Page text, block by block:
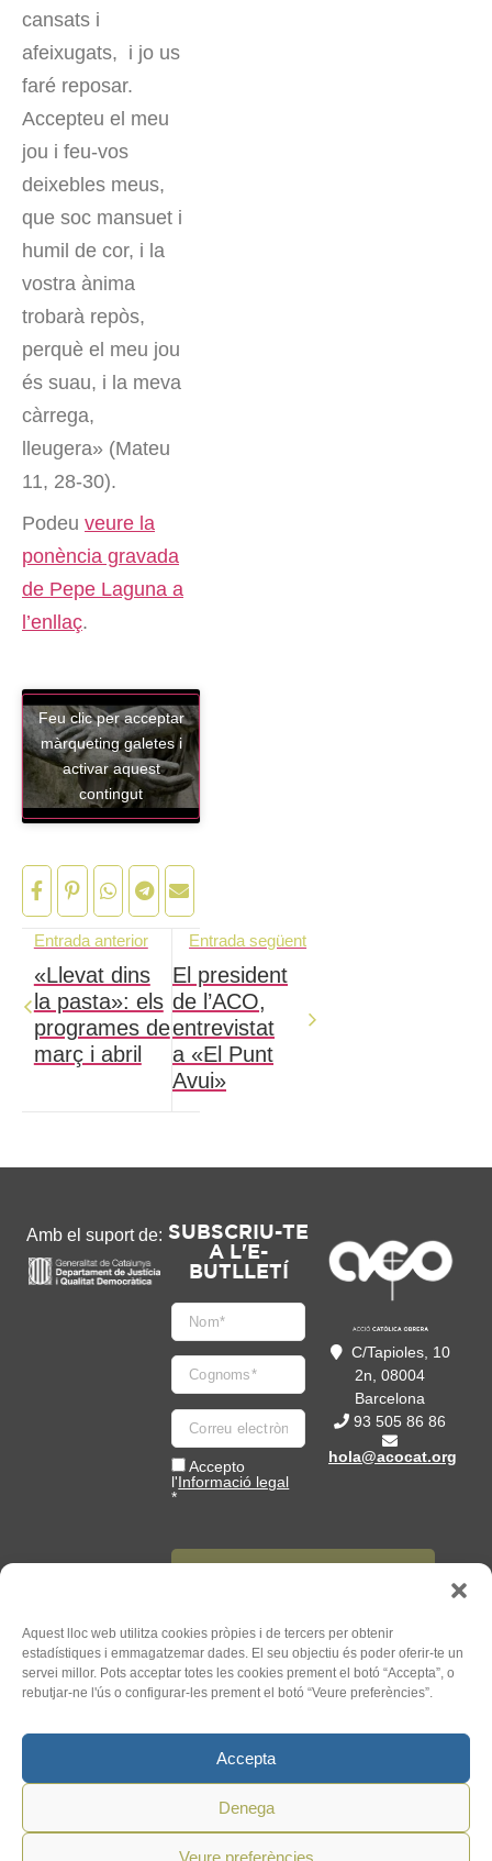
Aquest lloc web utilitza cookies pròpies i de tercers per obtenir
estadístiques i emmagatzemar dades. El seu objectiu és poder oferir-te un
servei millor. Pots acceptar totes les cookies prement el botó “Accepta”, o
rebutjar-ne l'ús o configurar-les prement el botó “Veure preferències”.
Accepta
Denega
Veure preferències
cansats i
afeixugats, i jo us
faré reposar.
Accepteu el meu
jou i feu-vos
deixebles meus,
que soc mansuet i
humil de cor, i la
vostra ànima
trobarà repòs,
perquè el meu jou
és suau, i la meva
càrrega,
lleugera» (Mateu
11, 28-30).
Podeu veure la
ponència gravada
de Pepe Laguna a
l’enllaç.
Feu clic per acceptar
màrqueting galetes i
activar aquest
contingut
Entrada anterior
«Llevat dins
la pasta»: els
programes de
març i abril
Entrada següent
El president
de l’ACO,
entrevistat
a «El Punt
Avui»
Amb el suport de: SUBSCRIU-TE
A L'E-
BUTLLETÍ
Accepto
l'Informació legal
*
C/Tapioles, 10
2n, 08004
Barcelona
93 505 86 86
hola@acocat.org
ACO. Tots els Drets
Reservats.
Un web deMauricio
Mardones